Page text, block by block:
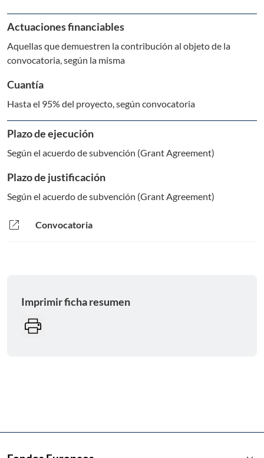
Actuaciones financiables
Aquellas que demuestren la contribución al objeto de la
convocatoria, según la misma
Cuantía
Hasta el 95% del proyecto, según convocatoria
Plazo de ejecución
Según el acuerdo de subvención (Grant Agreement)
Plazo de justificación
Según el acuerdo de subvención (Grant Agreement)
open_in_new Convocatoria
Imprimir ficha resumen